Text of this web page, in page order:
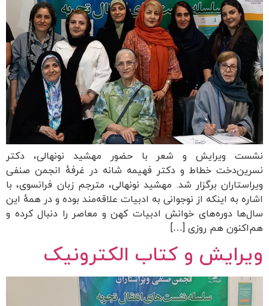
نشست ویرایش و شعر با حضور مهشید نونهالی، دکتر
نسرین‌دخت خطاط و دکتر فهیمه شانه در غرفهٔ انجمن صنفی
ویراستاران برگزار شد. مهشید نونهالی، مترجم زبان فرانسوی، با
اشاره به اینکه از نوجوانی به ادبیات علاقه‌مند بوده و در همهٔ این
سال‌ها دوره‌های خوانش‌ ادبیات کهن و معاصر را دنبال کرده‌ و
هم‌اکنون هم روزی […]
ویرایش و کتاب الکترونیک